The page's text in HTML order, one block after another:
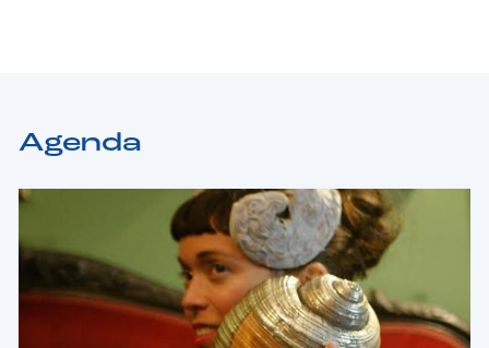
Agenda